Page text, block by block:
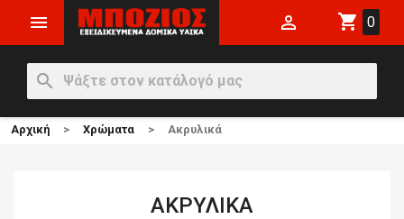
 shopping_cart 0

search
Αρχική Χρώματα Ακρυλικά
ΑΚΡΥΛΙΚΆ